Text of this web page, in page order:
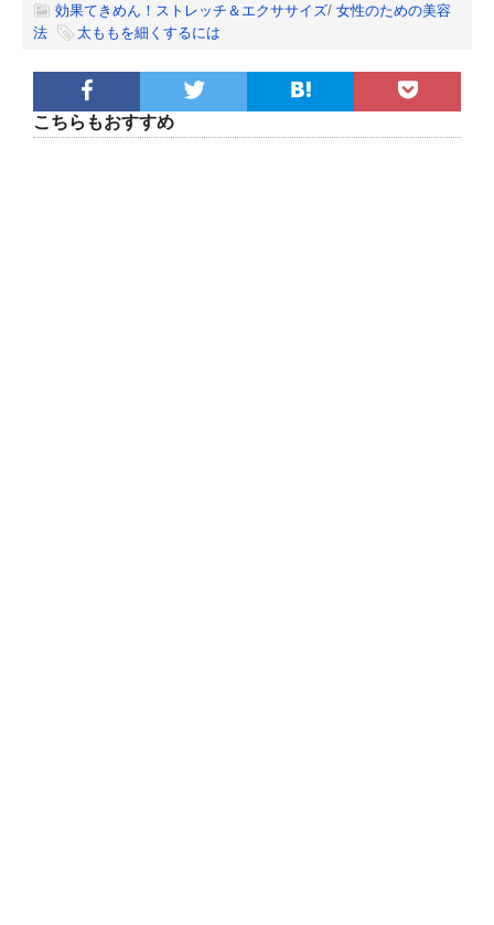
効果てきめん！ストレッチ＆エクササイズ/ 女性のための美容
法
太ももを細くするには
こちらもおすすめ